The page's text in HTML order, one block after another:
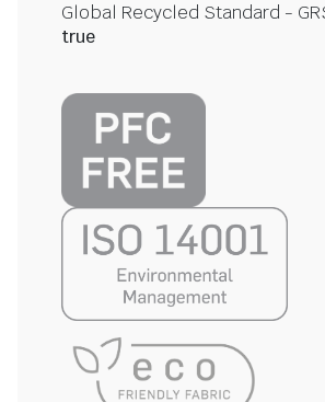
Global Recycled Standard -
true